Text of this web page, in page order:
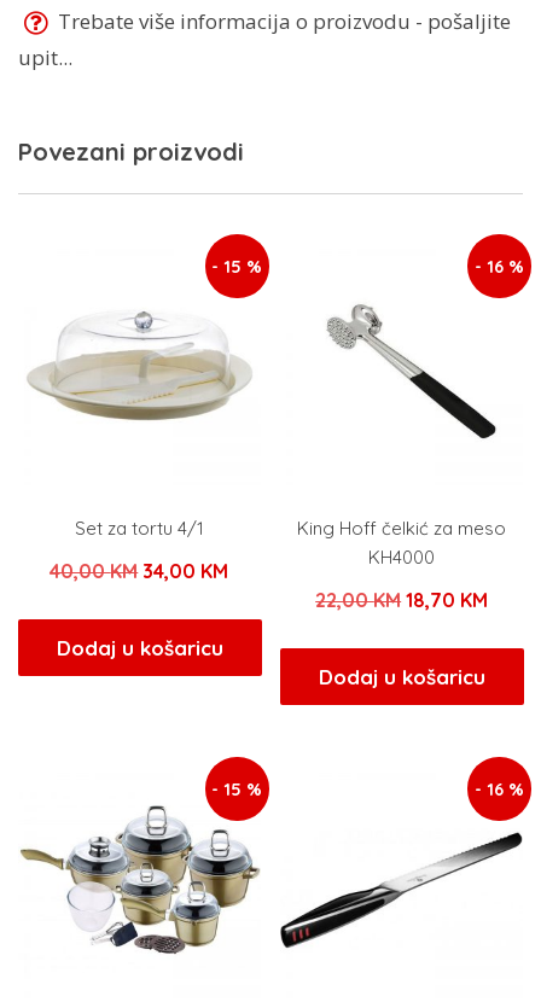
Trebate više informacija o proizvodu - pošaljite
upit...
Povezani proizvodi
- 15 %
Set za tortu 4/1
40,00KM Izvorna
bila
je:
34,00 KM
34,00 KM.
Dodaj u košaricu
- 16 %
King Hoff čelkić za meso
KH4000
22,00KMIzvorna
bila
je:
18,70 KM
18,70
Dodaj u košaricu
- 15 % - 16 %